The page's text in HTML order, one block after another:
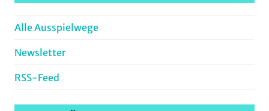
Alle Ausspielwege
Newsletter
RSS-Feed